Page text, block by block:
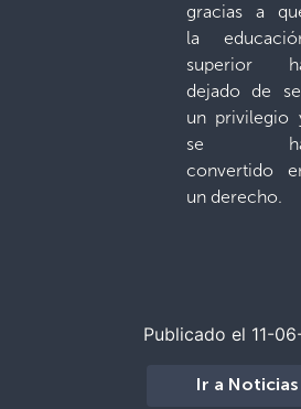
gracias a
la
superior
dejado de
un privilegio
se
convertido
un derecho.
Publicado el 11-
Ir a Noticias